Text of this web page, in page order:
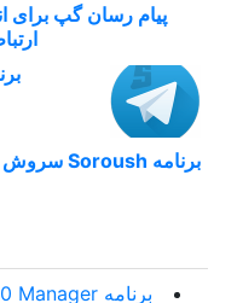
برنامه Soroush سروش برای ویندوز و اندروید